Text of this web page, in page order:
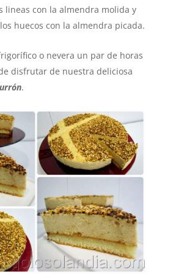
lineas con la almendra molida y
huecos con la almendra picada.
o nevera un par de horas
disfrutar de nuestra deliciosa
.